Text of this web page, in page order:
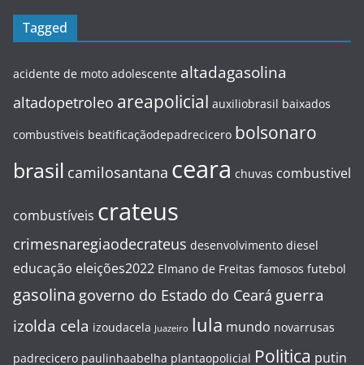
Tagged
acidente de moto adolescente altadagasolina
altadopetroleo areapolicial auxiliobrasil baixados
combustíveis beatificaçãodepadrecicero bolsonaro
brasil camilosantana ceara chuvas combustivel
combustíveis crateus
crimesnaregiaodecrateus desenvolvimento diesel
educação eleições2022 Elmano de Freitas famosos futebol
gasolina governo do Estado do Ceará guerra
izolda cela izoudacela Juazeiro lula mundo novarrusas
padrecicero paulinhaabelha plantaopolicial Politica putin